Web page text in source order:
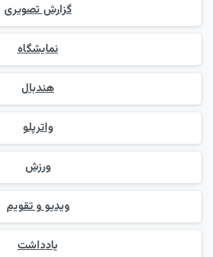
گزارش تصویری
نمایشگاه
هندبال
واترپلو
ورزش
ویدیو و تقویم
یادداشت